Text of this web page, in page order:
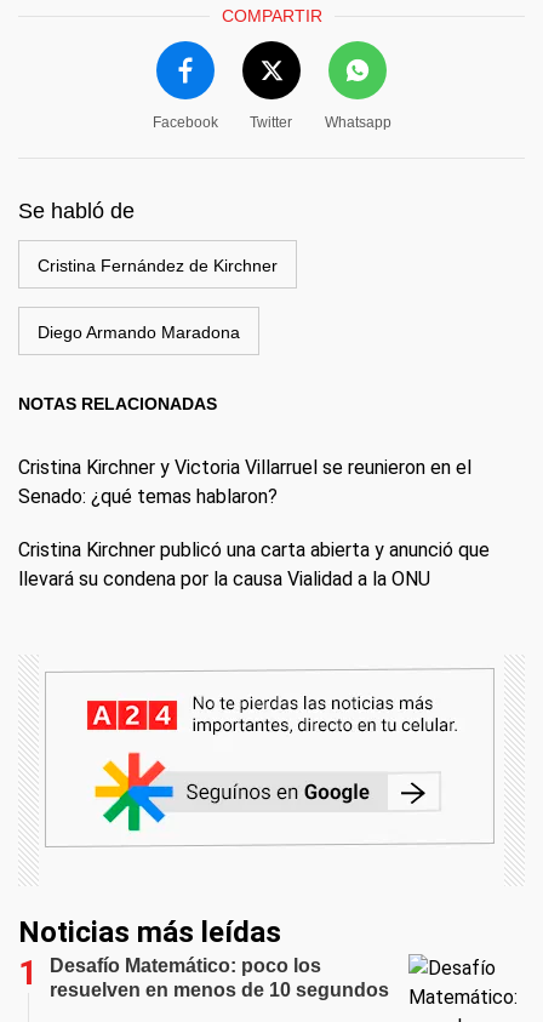
COMPARTIR
Facebook Twitter Whatsapp
Se habló de
Cristina Fernández de Kirchner
Diego Armando Maradona
NOTAS RELACIONADAS
Cristina Kirchner y Victoria Villarruel se reunieron en el
Senado: ¿qué temas hablaron?
Cristina Kirchner publicó una carta abierta y anunció que
llevará su condena por la causa Vialidad a la ONU
Noticias más leídas
Desafío Matemático: poco los
resuelven en menos de 10 segundos